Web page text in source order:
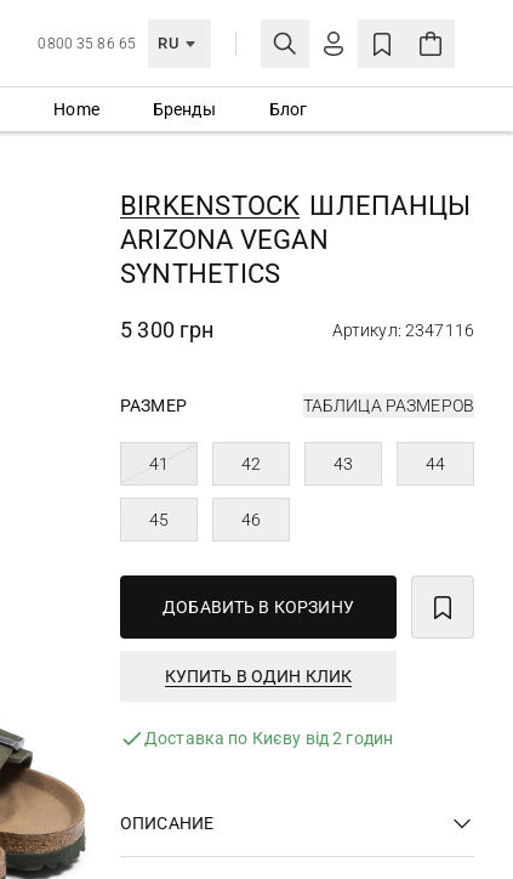
0800 35 86 65 RU
ЛИЧНЫЙ КАБИНЕТ
Еще не зарегистрированы?
СОЗДАТЬ УЧЕТНУЮ ЗАПИСЬ
Home Бренды Блог
BIRKENSTOCK ШЛЕПАНЦЫ
ARIZONA VEGAN
SYNTHETICS
5 300 грн Артикул: 2347116
РАЗМЕР ТАБЛИЦА РАЗМЕРОВ
41 42 43 44
45 46
ДОБАВИТЬ В КОРЗИНУ
КУПИТЬ В ОДИН КЛИК
Доставка по Києву від 2 годин
ОПИСАНИЕ